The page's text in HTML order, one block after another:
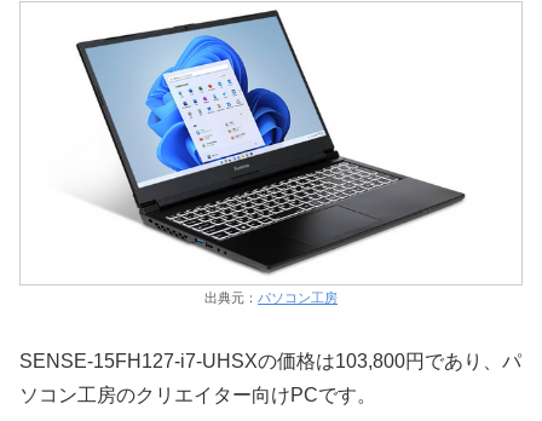
出典元： パソコン工房
SENSE-15FH127-i7-UHSXの価格は103,800円であり、パ
ソコン工房のクリエイター向けPCです。